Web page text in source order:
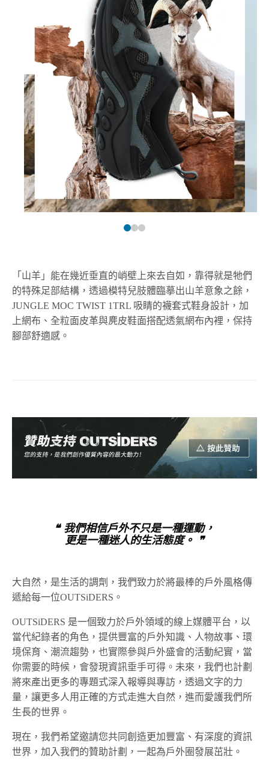
「山羊」能在幾近垂直的峭壁上來去自如，靠得就是牠們
的特殊足部結構，透過模特兒肢體臨摹出山羊意象之餘，
JUNGLE MOC TWIST 1TRL 吸睛的襪套式鞋身設計，加
上網布、全粒面皮革與麂皮鞋面搭配透氣網布內裡，保持
腳部舒適感。
❝ 我們相信戶外不只是一種運動，
更是一種迷人的生活態度。 ❞
大自然，是生活的調劑，我們致力於將最棒的戶外風格傳
遞給每一位OUTSiDERS。
OUTSiDERS 是一個致力於戶外領域的線上媒體平台，以
當代紀錄者的角色，提供豐富的戶外知識、人物故事、環
境保育、潮流趨勢，也實際參與戶外盛會的活動紀實，當
你需要的時候，會發現資訊垂手可得。未來，我們也計劃
將來產出更多的專題式深入報導與專訪，透過文字的力
量，讓更多人用正確的方式走進大自然，進而愛護我們所
生長的世界。
現在，我們希望邀請您共同創造更加豐富、有深度的資訊
世界，加入我們的贊助計劃，一起為戶外圈發展茁壯。